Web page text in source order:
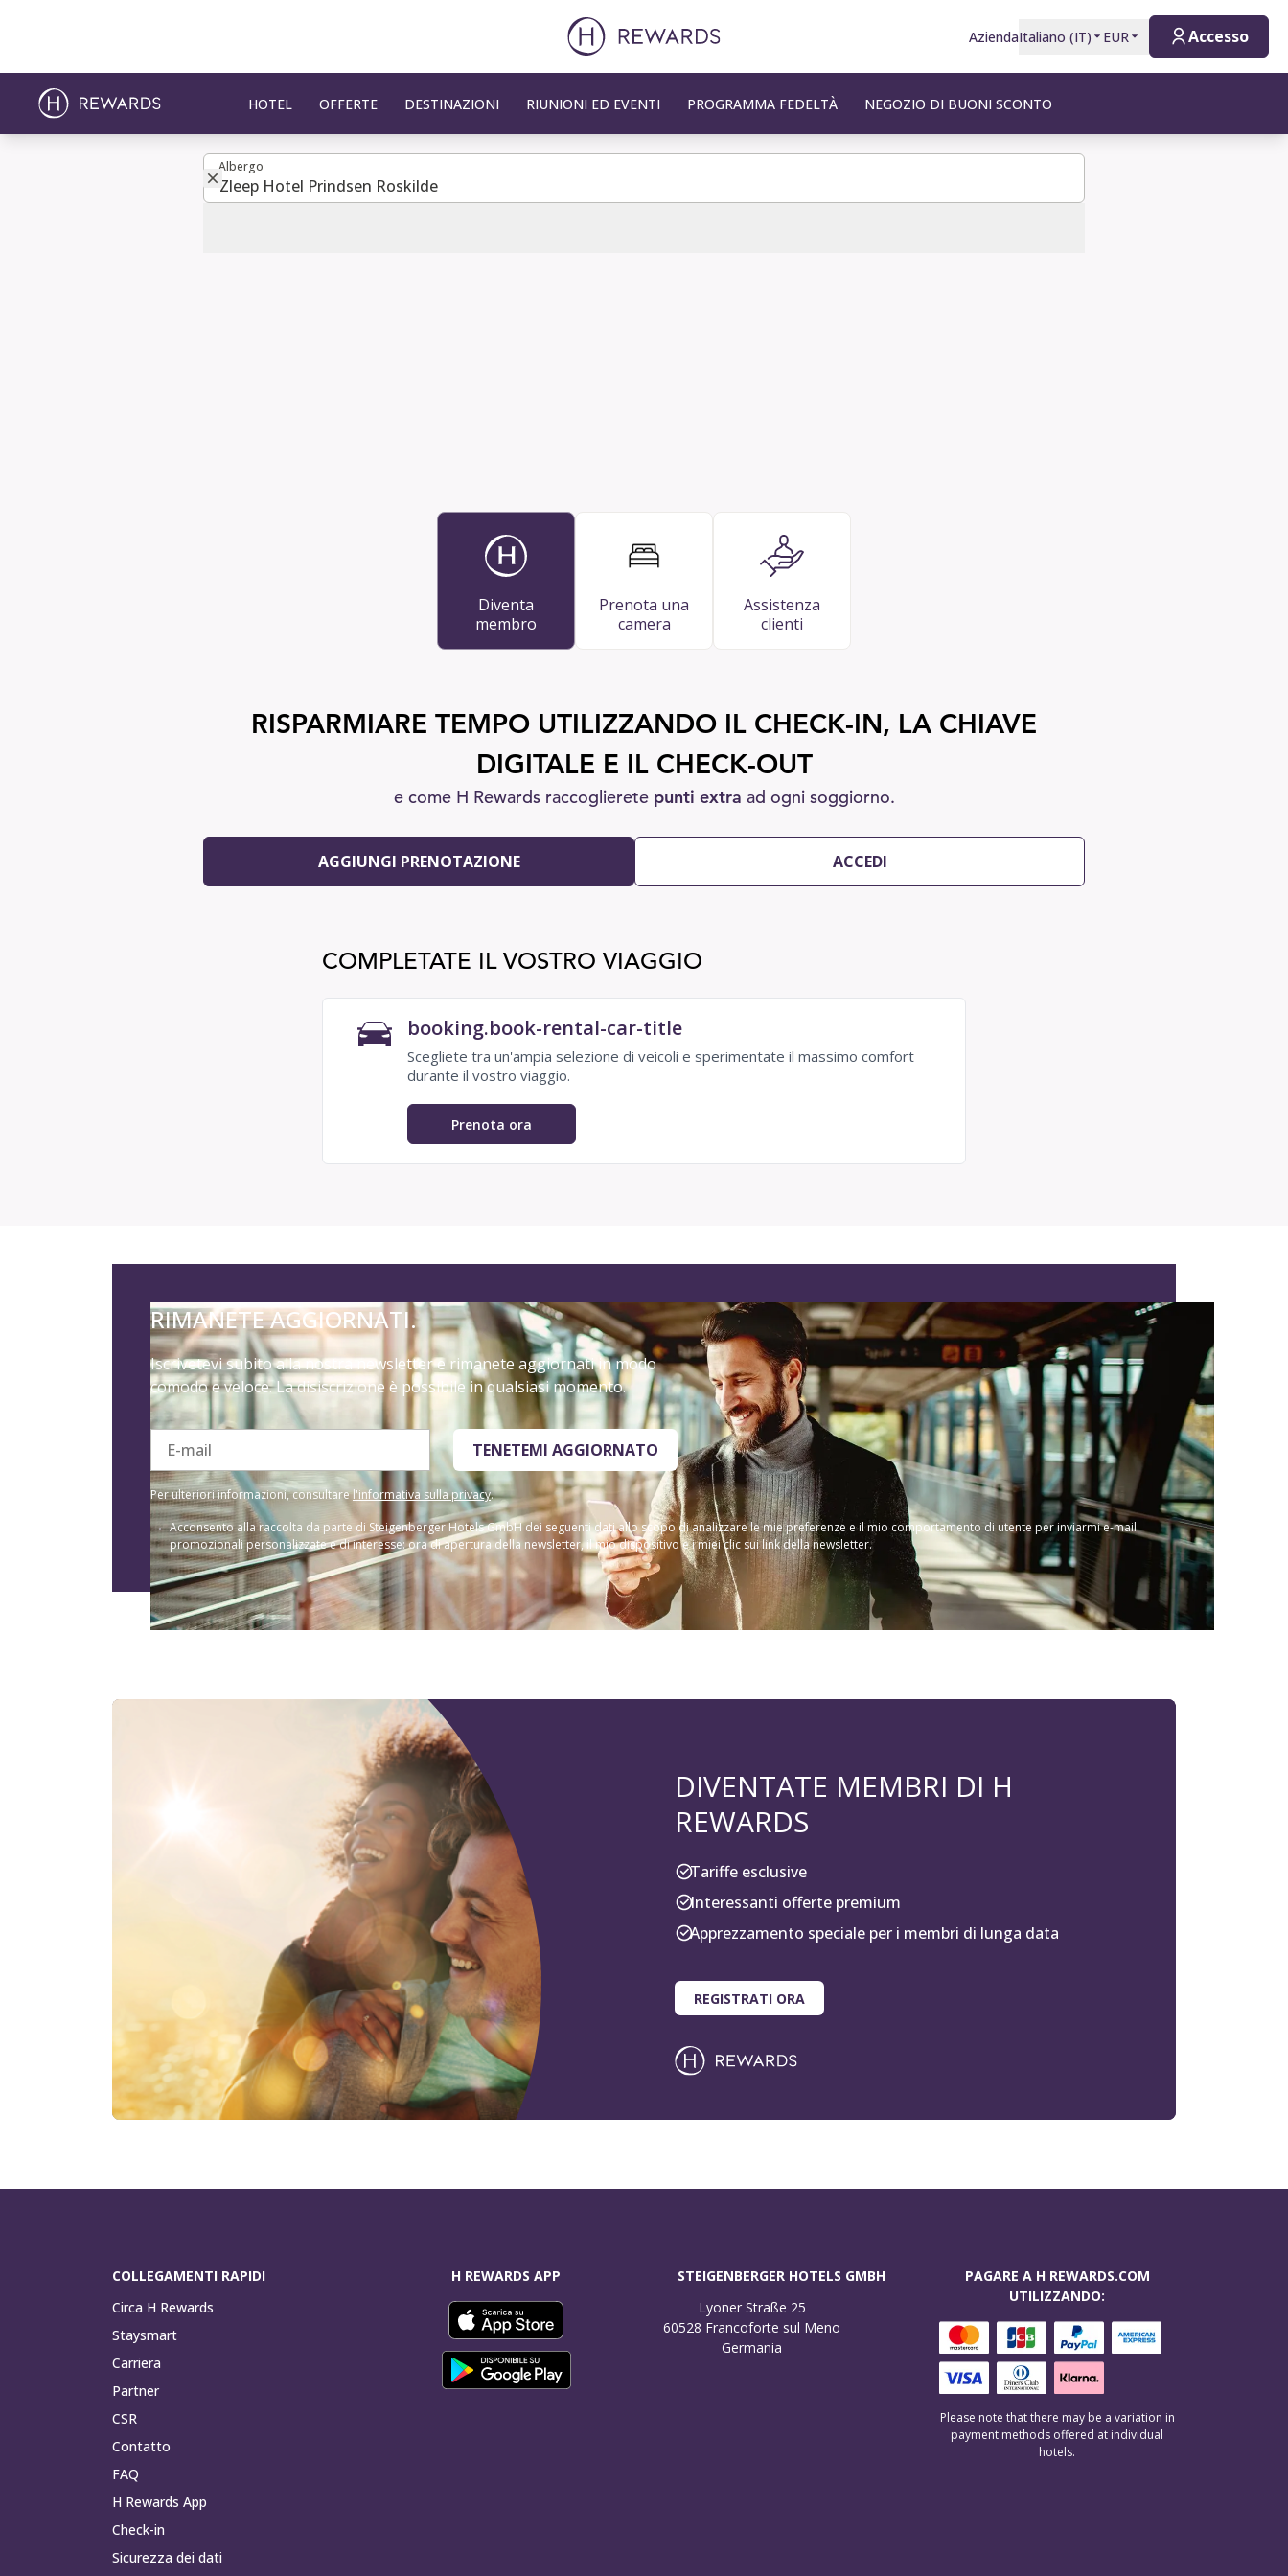
AziendaItaliano (IT) EUR Accesso
HOTEL OFFERTE DESTINAZIONI RIUNIONI ED EVENTI PROGRAMMA FEDELTÀ NEGOZIO DI BUONI SCONTO
Albergo
Albergo
Diventa
membro
Prenota una
camera
Assistenza
clienti
RISPARMIARE TEMPO UTILIZZANDO IL CHECK-IN, LA CHIAVE
DIGITALE E IL CHECK-OUT
e come H Rewards raccoglierete punti extra ad ogni soggiorno.
AGGIUNGI PRENOTAZIONE ACCEDI
COMPLETATE IL VOSTRO VIAGGIO
booking.book-rental-car-title
Scegliete tra un'ampia selezione di veicoli e sperimentate il massimo comfort
durante il vostro viaggio.
Prenota ora
RIMANETE AGGIORNATI.
Iscrivetevi subito alla nostra newsletter e rimanete aggiornati in modo
comodo e veloce. La disiscrizione è possibile in qualsiasi momento.
E-mail TENETEMI AGGIORNATO
Per ulteriori informazioni, consultarel'informativa sulla privacy.
Acconsento alla raccolta da parte di Steigenberger Hotels GmbH dei seguenti dati allo scopo di analizzare le mie preferenze e il mio comportamento di utente per inviarmi e-mail
promozionali personalizzate e di interesse: ora di apertura della newsletter, il mio dispositivo e i miei clic sui link della newsletter.
DIVENTATE MEMBRI DI H
REWARDS
Tariffe esclusive
Interessanti offerte premium
Apprezzamento speciale per i membri di lunga data
REGISTRATI ORA
COLLEGAMENTI RAPIDI
Circa H Rewards
Staysmart
Carriera
Partner
CSR
Contatto
FAQ
H Rewards App
Check-in
Sicurezza dei dati
H REWARDS APP
STEIGENBERGER HOTELS GMBH
Lyoner Straße 25
60528 Francoforte sul Meno
Germania
PAGARE A H REWARDS.COM
UTILIZZANDO:
Please note that there may be a variation in
payment methods offered at individual
hotels.